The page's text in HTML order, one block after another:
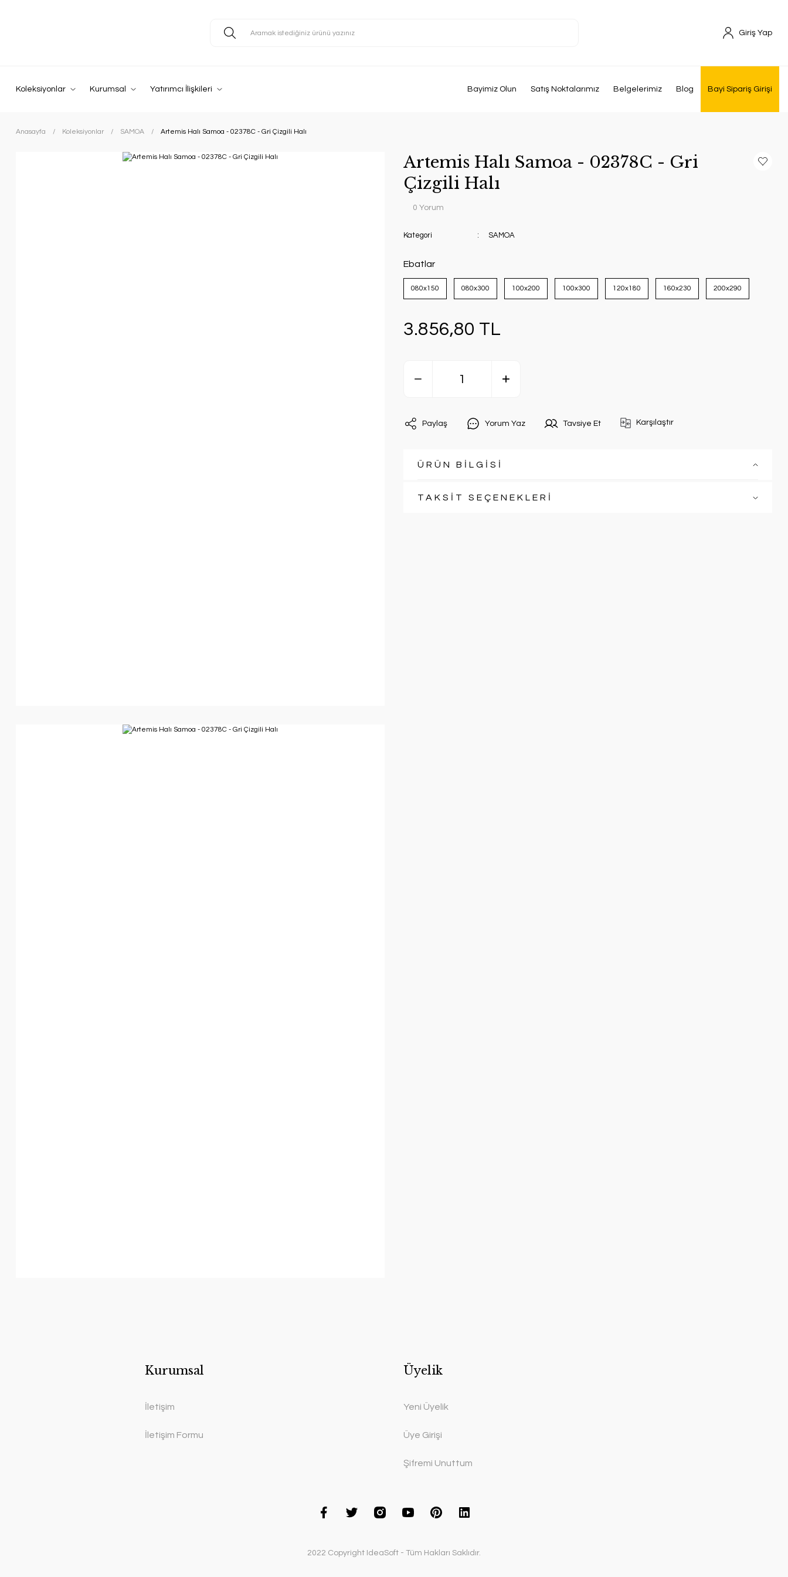
Giriş Yap
Koleksiyonlar Kurumsal Yatırımcı İlişkileri Bayimiz Olun Satış Noktalarımız Belgelerimiz Blog Bayi Sipariş Girişi
Anasayfa Koleksiyonlar SAMOA Artemis Halı Samoa - 02378C - Gri Çizgili Halı
Artemis Halı Samoa - 02378C - Gri
Çizgili Halı
0 Yorum
Kategori SAMOA
Ebatlar
080x150 080x300 100x200 100x300 120x180 160x230 200x290
3.856,80 TL
Paylaş Yorum Yaz Tavsiye Et Karşılaştır
ÜRÜN BİLGİSİ
TAKSİT SEÇENEKLERİ
Kurumsal
İletişim
İletişim Formu
Üyelik
Yeni Üyelik
Üye Girişi
Şifremi Unuttum
2022 Copyright IdeaSoft - Tüm Hakları Saklıdır.